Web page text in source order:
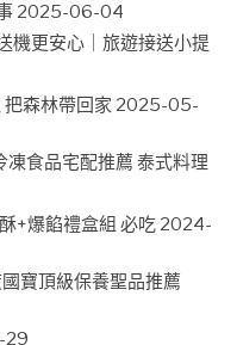
2025-06-04
機更安心｜旅遊接送小提
森林帶回家 2025-05-
凍食品宅配推薦 泰式料理
+爆餡禮盒組 必吃 2024-
寶頂級保養聖品推薦
29